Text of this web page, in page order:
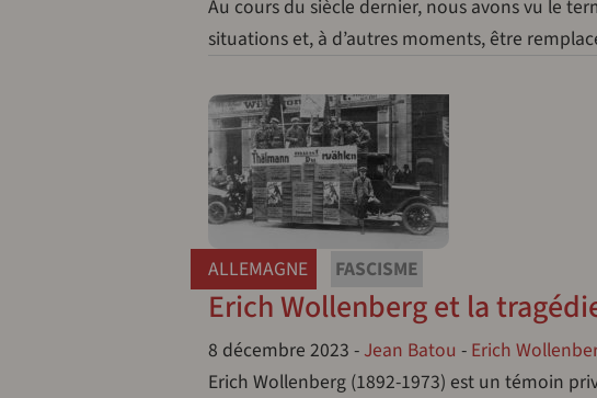
Au cours du siècle dernier, nous avons vu le
situations et, à d’autres moments, être
ALLEMAGNE FASCISME
Erich Wollenberg et la
8 décembre 2023 - Jean Batou - Erich
Erich Wollenberg (1892-1973) est un témoin